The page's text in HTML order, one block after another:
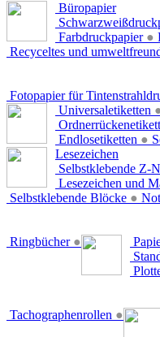
Büropapier
Farbdruckpapier ●
Recyceltes und
Fotopapier für
Universaletiketten
Endlosetiketten ●
Lesezeichen
Selbstklebende Z-
Lesezeichen und
Selbstklebende Blöcke ●
Ringbücher ●
Tachographenrollen ●